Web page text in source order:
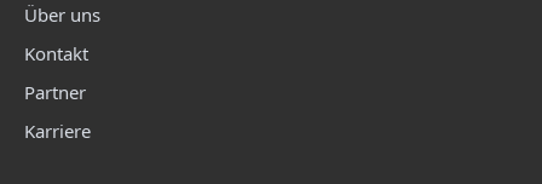
Über uns
Kontakt
Partner
Karriere